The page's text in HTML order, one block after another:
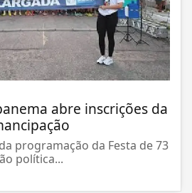
abre inscrições da
programação da Festa de 73
política...